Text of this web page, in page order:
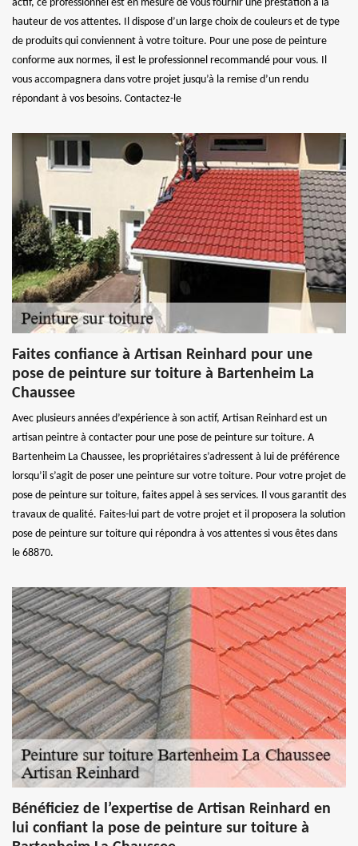
actif, ce professionnel est en mesure de vous fournir une prestation à la
hauteur de vos attentes. Il dispose d’un large choix de couleurs et de type
de produits qui conviennent à votre toiture. Pour une pose de peinture
conforme aux normes, il est le professionnel recommandé pour vous. Il
vous accompagnera dans votre projet jusqu’à la remise d’un rendu
répondant à vos besoins. Contactez-le
Faites confiance à Artisan Reinhard pour une
pose de peinture sur toiture à Bartenheim La
Chaussee
Avec plusieurs années d’expérience à son actif, Artisan Reinhard est un
artisan peintre à contacter pour une pose de peinture sur toiture. A
Bartenheim La Chaussee, les propriétaires s’adressent à lui de préférence
lorsqu’il s’agit de poser une peinture sur votre toiture. Pour votre projet de
pose de peinture sur toiture, faites appel à ses services. Il vous garantit des
travaux de qualité. Faites-lui part de votre projet et il proposera la solution
pose de peinture sur toiture qui répondra à vos attentes si vous êtes dans
le 68870.
Bénéficiez de l’expertise de Artisan Reinhard en
lui confiant la pose de peinture sur toiture à